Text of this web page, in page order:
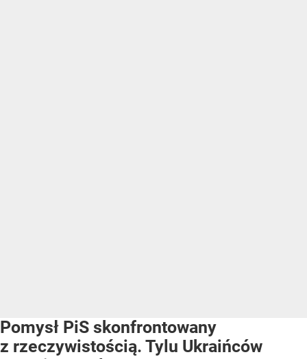
Pomysł PiS skonfrontowany
z rzeczywistością. Tylu Ukraińców